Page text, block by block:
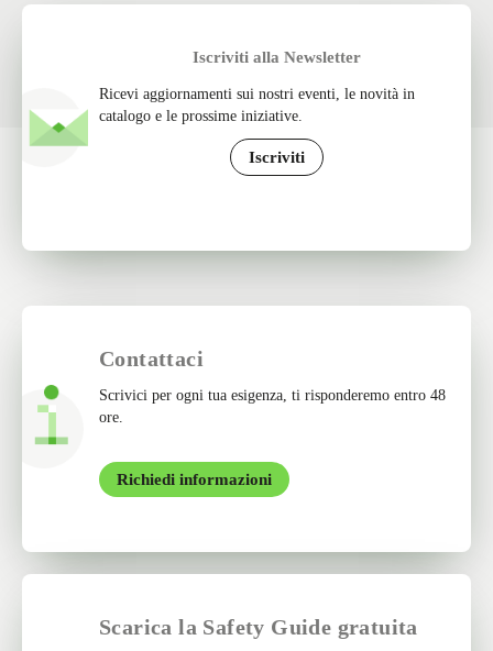
Iscriviti alla Newsletter
Ricevi aggiornamenti sui nostri eventi, le novità in
catalogo e le prossime iniziative.
Iscriviti
Contattaci
Scrivici per ogni tua esigenza, ti risponderemo entro 48
ore.
Richiedi informazioni
Scarica la Safety Guide gratuita